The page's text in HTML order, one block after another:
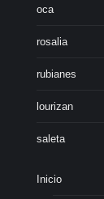
oca
rosalia
rubianes
lourizan
saleta
Inicio